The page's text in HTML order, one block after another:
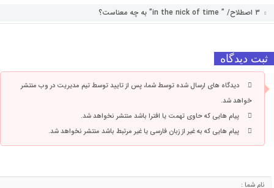
۳ اصطلاح/ ” in the nick of time” به چه معناست؟
ثبت دیدگاه
دیدگاه های ارسال شده توسط شما، پس از تایید توسط تیم مدیریت در وب منتشر
خواهد شد.
پیام هایی که حاوی تهمت یا افترا باشد منتشر نخواهد شد.
پیام هایی که به غیر از زبان فارسی یا غیر مرتبط باشد منتشر نخواهد شد.